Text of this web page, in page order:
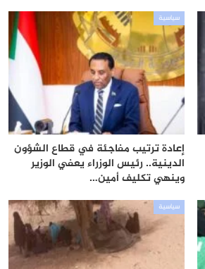
سياسية
إعادة ترتيب مفاجئة في قطاع الشؤون
الدينية.. رئيس الوزراء يعفي الوزير
وينهي تكليف أمين…
سياسية